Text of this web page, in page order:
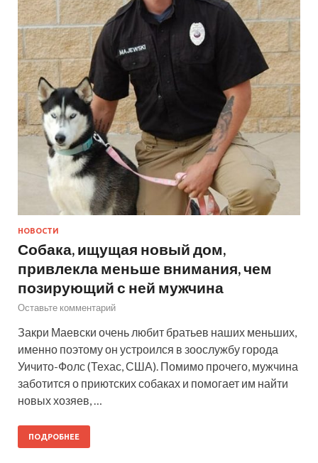
НОВОСТИ
Собака, ищущая новый дом,
привлекла меньше внимания, чем
позирующий с ней мужчина
Оставьте комментарий
Закри Маевски очень любит братьев наших меньших,
именно поэтому он устроился в зоослужбу города
Уичито-Фолс (Техас, США). Помимо прочего, мужчина
заботится о приютских собаках и помогает им найти
новых хозяев, …
ПОДРОБНЕЕ